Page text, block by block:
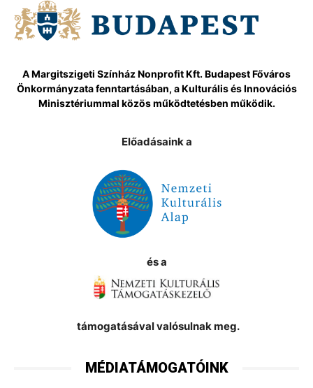
A Margitszigeti Színház Nonprofit Kft. Budapest Főváros
Önkormányzata fenntartásában, a Kulturális és Innovációs
Minisztériummal közös működtetésben működik.
Előadásaink a
és a
támogatásával valósulnak meg.
MÉDIATÁMOGATÓINK